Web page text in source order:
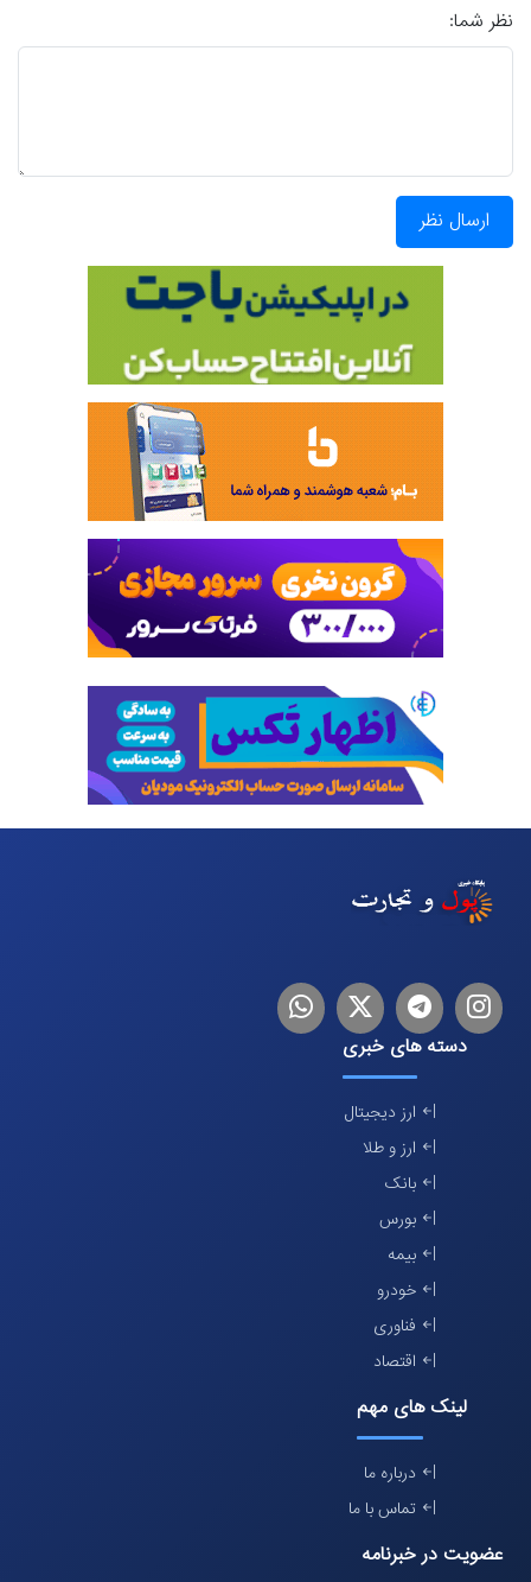
نظر شما:
ارسال نظر
اینستاگرام
تلگرام توییترلینکدین
دسته های خبری
ارز دیجیتال
ارز و طلا
بانک
بورس
بیمه
خودرو
فناوری
اقتصاد
لینک های مهم
درباره ما
تماس با ما
عضویت در خبرنامه